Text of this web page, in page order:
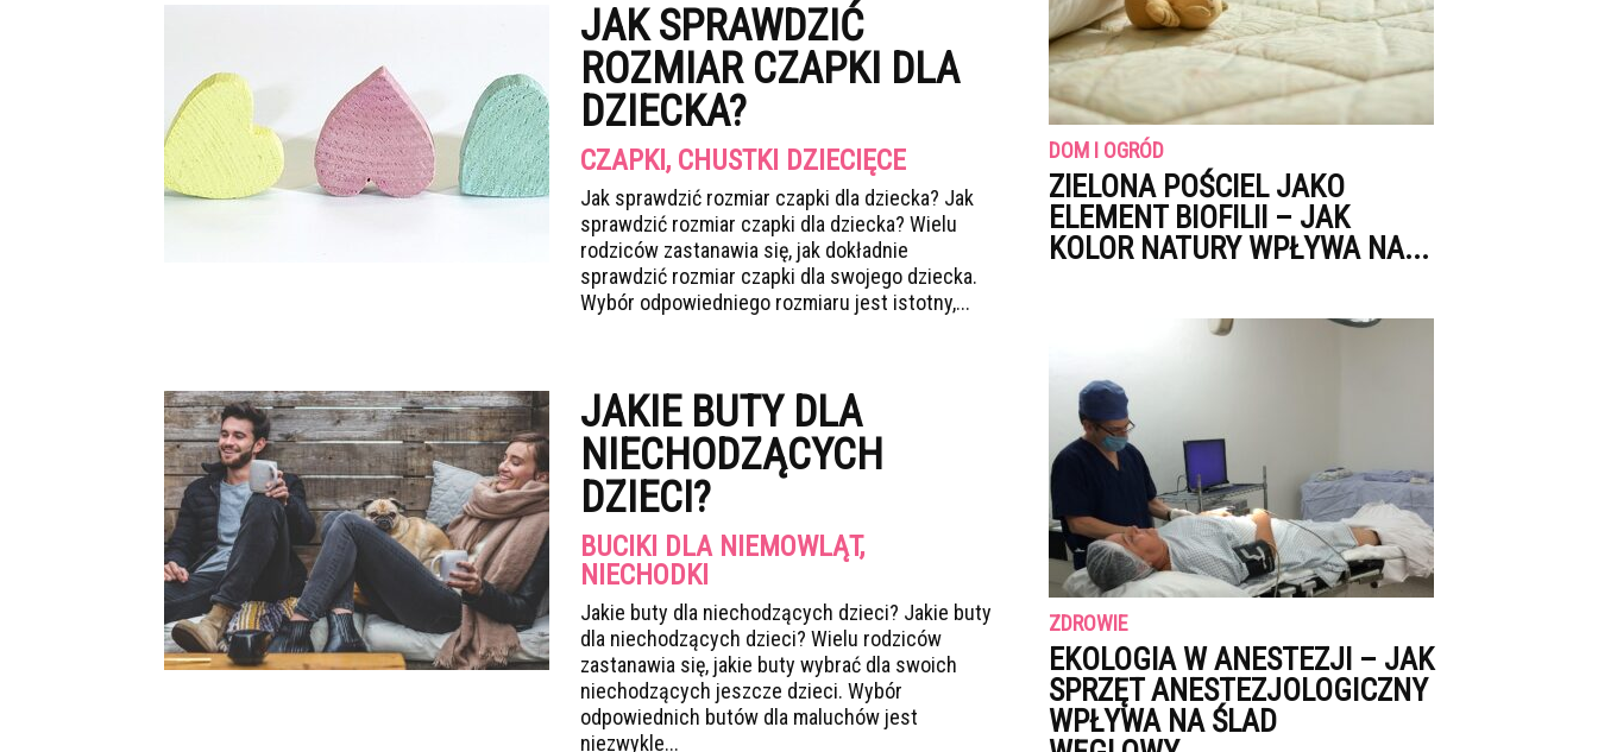
JAK SPRAWDZIĆ
ROZMIAR CZAPKI DLA
DZIECKA?
CZAPKI, CHUSTKI DZIECIĘCE
Jak sprawdzić rozmiar czapki dla dziecka? Jak
sprawdzić rozmiar czapki dla dziecka? Wielu
rodziców zastanawia się, jak dokładnie
sprawdzić rozmiar czapki dla swojego dziecka.
Wybór odpowiedniego rozmiaru jest istotny,...
JAKIE BUTY DLA
NIECHODZĄCYCH
DZIECI?
BUCIKI DLA NIEMOWLĄT,
NIECHODKI
Jakie buty dla niechodzących dzieci? Jakie buty
dla niechodzących dzieci? Wielu rodziców
zastanawia się, jakie buty wybrać dla swoich
niechodzących jeszcze dzieci. Wybór
odpowiednich butów dla maluchów jest
niezwykle...
DOM I OGRÓD
ZIELONA POŚCIEL JAKO
ELEMENT BIOFILII – JAK
KOLOR NATURY WPŁYWA NA...
ZDROWIE
EKOLOGIA W ANESTEZJI – JAK
SPRZĘT ANESTEZJOLOGICZNY
WPŁYWA NA ŚLAD